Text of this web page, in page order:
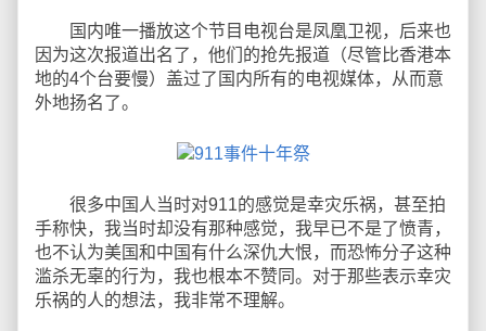
国内唯一播放这个节目电视台是凤凰卫视，后来也
因为这次报道出名了，他们的抢先报道（尽管比香港本
地的4个台要慢）盖过了国内所有的电视媒体，从而意
外地扬名了。
很多中国人当时对911的感觉是幸灾乐祸，甚至拍
手称快，我当时却没有那种感觉，我早已不是了愤青，
也不认为美国和中国有什么深仇大恨，而恐怖分子这种
滥杀无辜的行为，我也根本不赞同。对于那些表示幸灾
乐祸的人的想法，我非常不理解。